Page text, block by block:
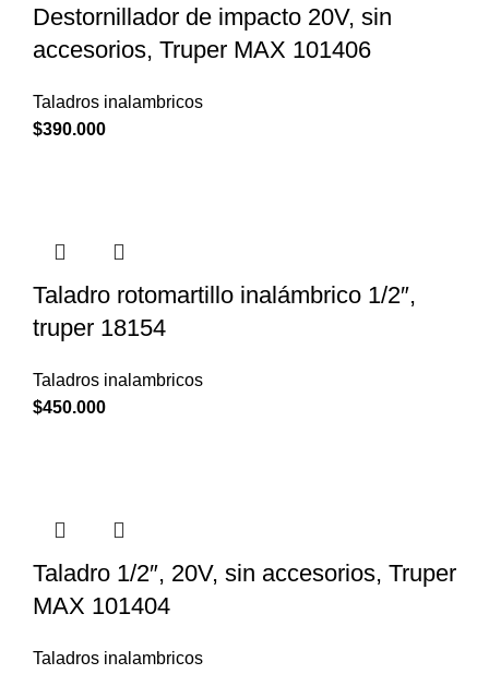
Destornillador de impacto 20V, sin
accesorios, Truper MAX 101406
Taladros inalambricos
$390.000
Taladro rotomartillo inalámbrico 1/2″,
truper 18154
Taladros inalambricos
$450.000
Taladro 1/2″, 20V, sin accesorios, Truper
MAX 101404
Taladros inalambricos